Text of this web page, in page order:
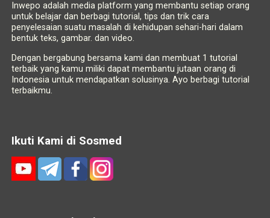
Inwepo adalah media platform yang membantu setiap orang
untuk belajar dan berbagi tutorial, tips dan trik cara
penyelesaian suatu masalah di kehidupan sehari-hari dalam
bentuk teks, gambar. dan video.
Dengan bergabung bersama kami dan membuat 1 tutorial
terbaik yang kamu miliki dapat membantu jutaan orang di
Indonesia untuk mendapatkan solusinya. Ayo berbagi tutorial
terbaikmu.
Ikuti Kami di Sosmed